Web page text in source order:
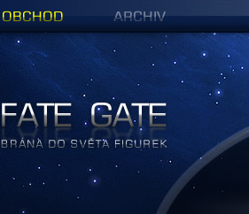
Figurky a sošky | Fate Gate